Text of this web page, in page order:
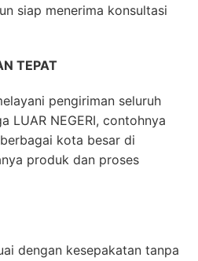
siap menerima konsultasi
TEPAT
pengiriman seluruh
LUAR NEGERI, contohnya
kota besar di
produk dan proses
dengan kesepakatan tanpa